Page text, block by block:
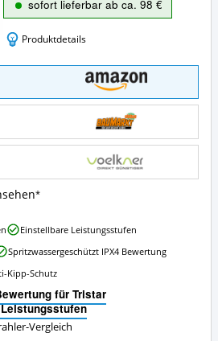
sofort lieferbar ab ca. 98 €
Produktdetails
für Tristar
Vergleich
Einstellbare Leistungsstufen
Spritzwassergeschützt IPX4 Bewertung
Kipp-Schutz